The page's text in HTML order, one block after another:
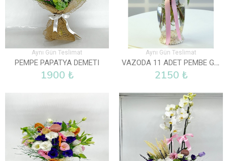
Aynı Gün Teslimat
PEMPE PAPATYA DEMETI
1900 ₺
Aynı Gün Teslimat
VAZODA 11 ADET PEMBE GÜL
2150 ₺